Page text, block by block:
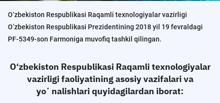
O‘zbekiston Respublikasi Raqamli texnologiyalar vazirligi
Oʼzbekiston Respublikasi Prezidentining 2018 yil 19 fevraldagi
PF-5349-son Farmoniga muvofiq tashkil qilingan.
O‘zbekiston Respublikasi Raqamli texnologiyalar
vazirligi faoliyatining asosiy vazifalari va
yoʼnalishlari quyidagilardan iborat: